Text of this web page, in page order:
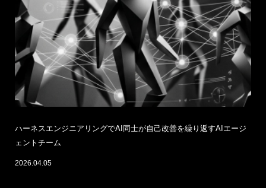
ハーネスエンジニアリングでAI同士が自己改善を繰り返すAIエージ
ェントチーム
2026.04.05